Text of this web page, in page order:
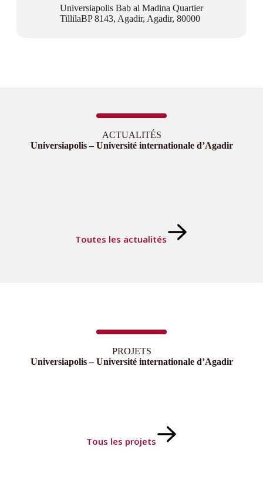
Universiapolis Bab al Madina Quartier
TillilaBP 8143, Agadir, Agadir, 80000
ACTUALITÉS
Universiapolis – Université internationale d’Agadir
Toutes les actualités
PROJETS
Universiapolis – Université internationale d’Agadir
Tous les projets